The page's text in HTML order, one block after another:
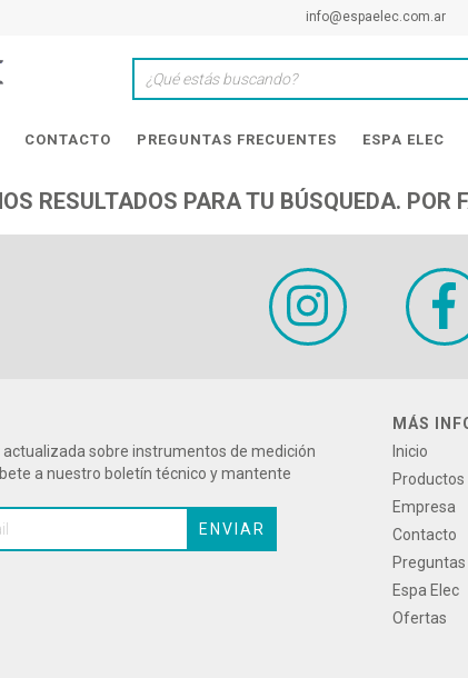
info@espaelec.com.ar
CONTACTO PREGUNTAS FRECUENTES ESPA ELEC
RESULTADOS PARA TU BÚSQUEDA. POR
sobre instrumentos de medición
a nuestro boletín técnico y mantente
MÁS
Inicio
Productos
Empresa
Contacto
Espa Elec
Ofertas